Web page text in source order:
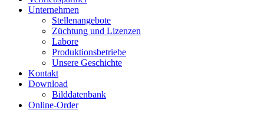
Unternehmen
Stellenangebote
Züchtung und Lizenzen
Labore
Produktionsbetriebe
Unsere Geschichte
Kontakt
Download
Bilddatenbank
Online-Order